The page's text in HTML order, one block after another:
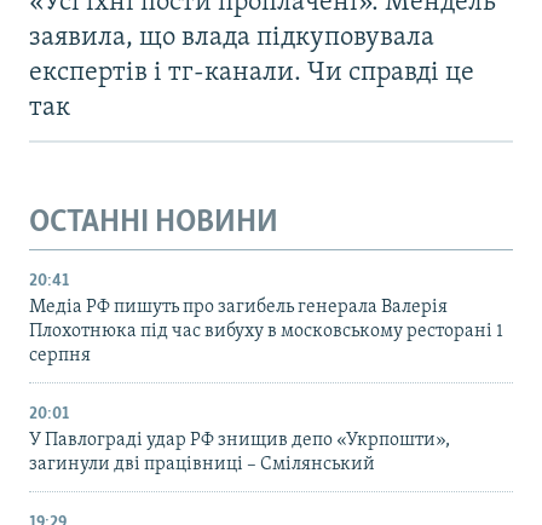
заявила, що влада підкуповувала
експертів і тг-канали. Чи справді це
так
ОСТАННІ НОВИНИ
20:41
Медіа РФ пишуть про загибель генерала Валерія
Плохотнюка під час вибуху в московському ресторані 1
серпня
20:01
У Павлограді удар РФ знищив депо «Укрпошти»,
загинули дві працівниці – Смілянський